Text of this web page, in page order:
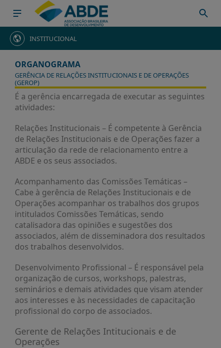
HOME
ABDE
ASSOCIADOS
ORGANOGRAMA
COMISSÕES
TEMÁTICAS
SISTEMA
NACIONAL
DE
FOMENTO
O
QUE
É?
DADOS
PARLAMENTAR
SOBRE
A
FRENTE
INFORMAÇÕES
INSTITUCIONAL
ORGANOGRAMA
GERÊNCIA DE RELAÇÕES INSTITUCIONAIS E DE OPERAÇÕES
(GEROP)
É a gerência encarregada de executar as seguintes
atividades:
Relações Institucionais – É competente à Gerência
de Relações Institucionais e de Operações fazer a
articulação da rede de relacionamento entre a
ABDE e os seus associados.
Acompanhamento das Comissões Temáticas –
Cabe à gerência de Relações Institucionais e de
Operações acompanhar os trabalhos dos grupos
intitulados Comissões Temáticas, sendo
catalisadora das opiniões e sugestões dos
associados, além de disseminadora dos resultados
dos trabalhos desenvolvidos.
Desenvolvimento Profissional – É responsável pela
organização de cursos, workshops, palestras,
seminários e demais atividades que visam atender
aos interesses e às necessidades de capacitação
profissional do corpo de associados.
Gerente de Relações Intitucionais e de
Operações